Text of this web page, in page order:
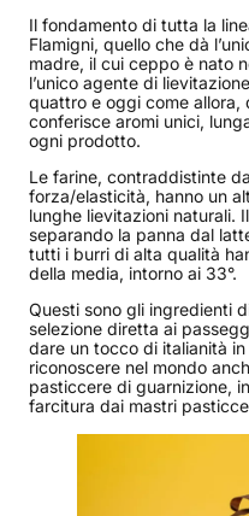
Il fondamento di tutta la
Flamigni, quello che dà
madre, il cui ceppo è nato
l’unico agente di
quattro e oggi come allora,
conferisce aromi unici,
ogni prodotto.
Le farine, contraddistinte
forza/elasticità, hanno un
lunghe lievitazioni naturali.
separando la panna dal
tutti i burri di alta qualità
della media, intorno ai 33°.
Questi sono gli ingredienti
selezione diretta ai
dare un tocco di italianità
riconoscere nel mondo
pasticcere di guarnizione,
farcitura dai mastri